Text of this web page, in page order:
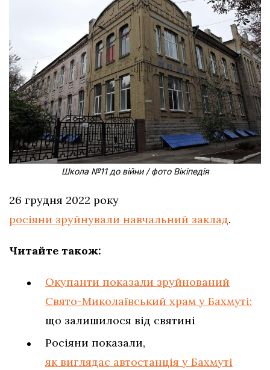
Школа №11 до війни / фото Вікіпедія
26 грудня 2022 року
росіяни зруйнували навчальний заклад.
Читайте також:
Окупанти показали зруйнований
Свято-Миколаївський храм у Бахмуті:
що залишилося від святині
Росіяни показали,
як виглядає автостанція у Бахмуті